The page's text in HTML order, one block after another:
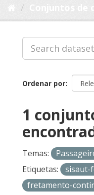
Ordenar por
1
Temas:
Etiquetas:
sisaut-
fretamento-